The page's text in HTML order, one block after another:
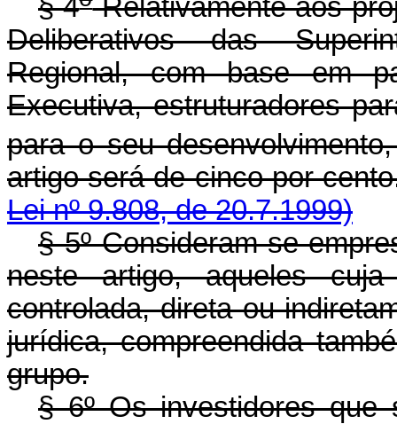
§ 4 Relativamente aos
Deliberativos das
Regional, com base em
Executiva, estruturadores
para o seu
artigo será de cinco
Lei nº 9.808, de 20.7.1999)
§ 5º Consideram-se
neste artigo, aqueles
controlada, direta ou
jurídica, compreendida
grupo.
§ 6º Os investidores que